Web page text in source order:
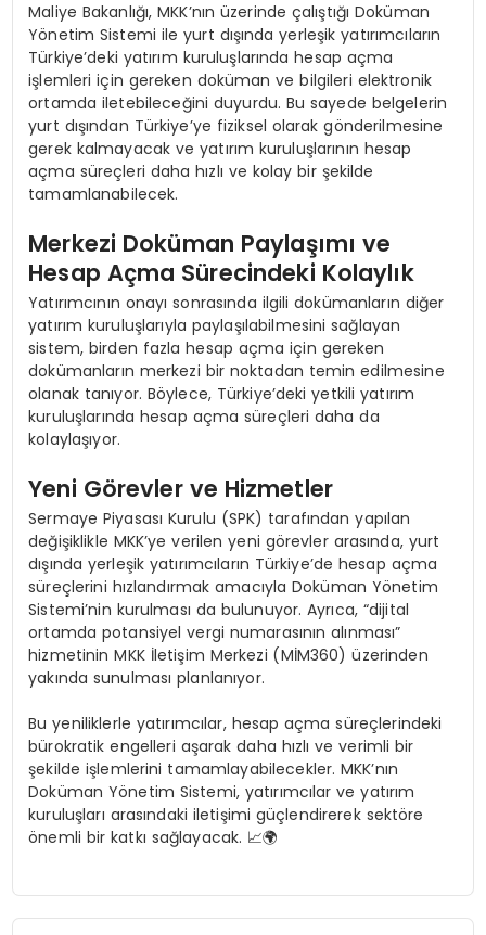
Maliye Bakanlığı, MKK’nın üzerinde çalıştığı Doküman
Yönetim Sistemi ile yurt dışında yerleşik yatırımcıların
Türkiye’deki yatırım kuruluşlarında hesap açma
işlemleri için gereken doküman ve bilgileri elektronik
ortamda iletebileceğini duyurdu. Bu sayede belgelerin
yurt dışından Türkiye’ye fiziksel olarak gönderilmesine
gerek kalmayacak ve yatırım kuruluşlarının hesap
açma süreçleri daha hızlı ve kolay bir şekilde
tamamlanabilecek.
Merkezi Doküman Paylaşımı ve
Hesap Açma Sürecindeki Kolaylık
Yatırımcının onayı sonrasında ilgili dokümanların diğer
yatırım kuruluşlarıyla paylaşılabilmesini sağlayan
sistem, birden fazla hesap açma için gereken
dokümanların merkezi bir noktadan temin edilmesine
olanak tanıyor. Böylece, Türkiye’deki yetkili yatırım
kuruluşlarında hesap açma süreçleri daha da
kolaylaşıyor.
Yeni Görevler ve Hizmetler
Sermaye Piyasası Kurulu (SPK) tarafından yapılan
değişiklikle MKK’ye verilen yeni görevler arasında, yurt
dışında yerleşik yatırımcıların Türkiye’de hesap açma
süreçlerini hızlandırmak amacıyla Doküman Yönetim
Sistemi’nin kurulması da bulunuyor. Ayrıca, “dijital
ortamda potansiyel vergi numarasının alınması”
hizmetinin MKK İletişim Merkezi (MİM360) üzerinden
yakında sunulması planlanıyor.
Bu yeniliklerle yatırımcılar, hesap açma süreçlerindeki
bürokratik engelleri aşarak daha hızlı ve verimli bir
şekilde işlemlerini tamamlayabilecekler. MKK’nın
Doküman Yönetim Sistemi, yatırımcılar ve yatırım
kuruluşları arasındaki iletişimi güçlendirerek sektöre
önemli bir katkı sağlayacak. 📈🌍